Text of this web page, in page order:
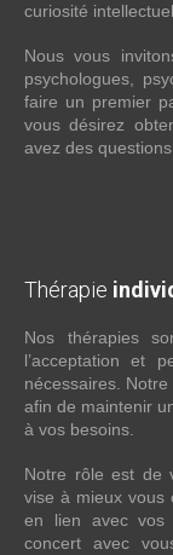
curiosité
Nous vous
psychologues,
faire un premier
vous désirez
avez des
Thérapie
Nos thérapies
l’acceptation et
nécessaires.
afin de maintenir
à vos besoins.
Notre rôle est de
vise à mieux vous
en lien avec vos
concert avec